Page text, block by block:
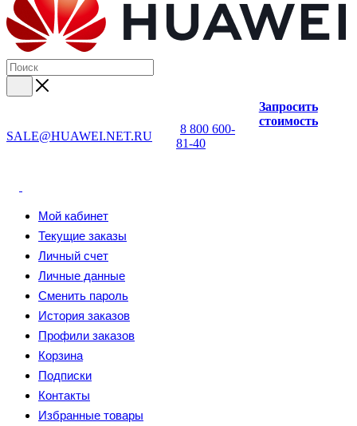
SALE@HUAWEI.NET.RU
8 800 600-
81-40
Запросить
стоимость
Мой кабинет
Текущие заказы
Личный счет
Личные данные
Сменить пароль
История заказов
Профили заказов
Корзина
Подписки
Контакты
Избранные товары